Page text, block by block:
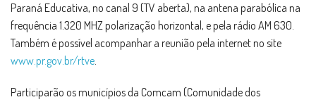
Paraná Educativa, no canal 9 (TV aberta), na antena parabólica na
frequência 1.320 MHZ polarização horizontal, e pela rádio AM 630.
Também é possível acompanhar a reunião pela internet no site
www.pr.gov.br/rtve.
Participarão os municípios da Comcam (Comunidade dos